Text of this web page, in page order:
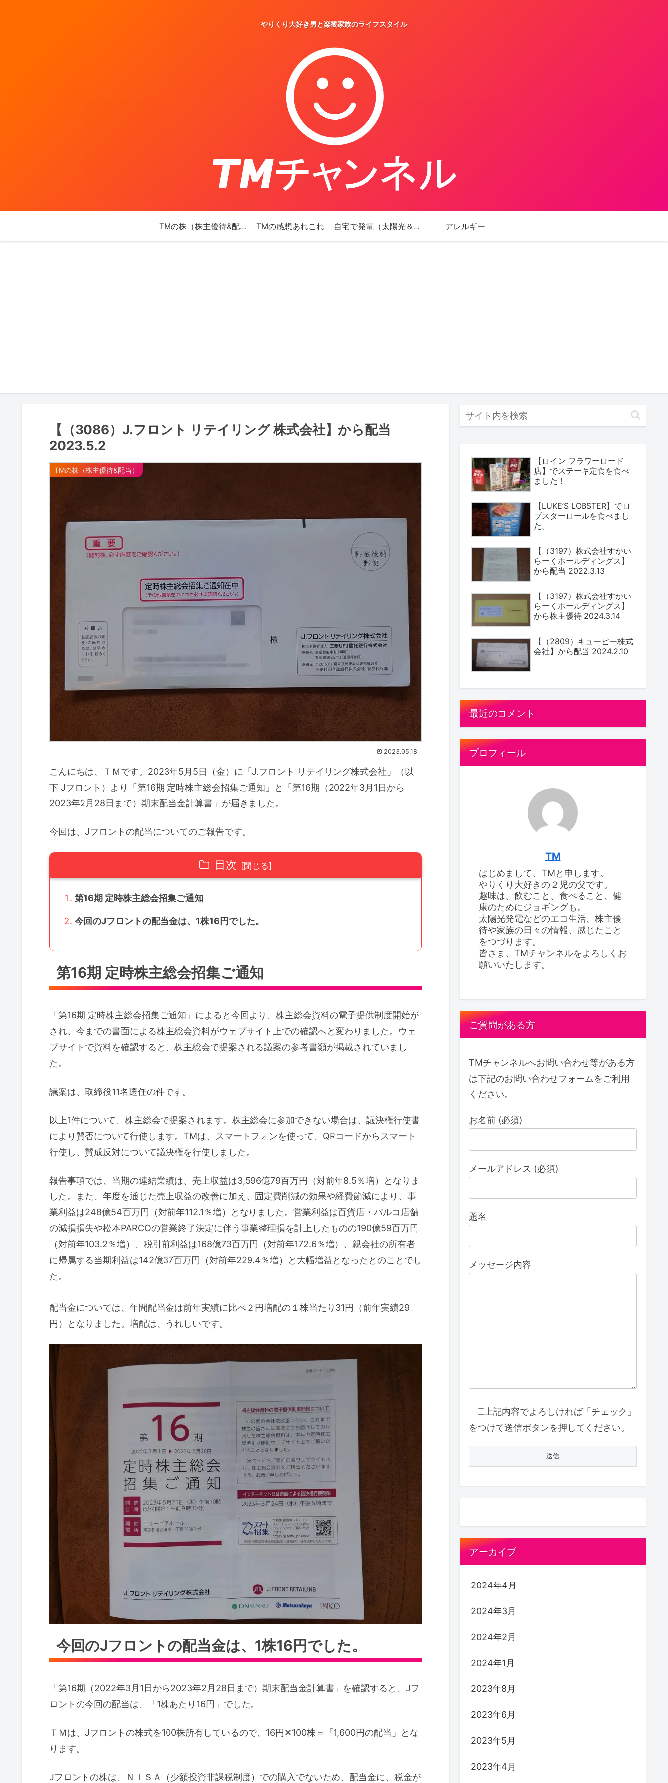
やりくり大好き男と楽観家族のライフスタイル
TMの株（株主優待&配当） TMの感想あれこれ 自宅で発電（太陽光＆エネファーム） アレルギー
【（3086）J.フロント リテイリング 株式会社】から配当
2023.5.2
TMの株（株主優待&配当）
2023.05.18
こんにちは、ＴＭです。2023年5月5日（金）に「J.フロント リテイリング株式会社」（以
下 Jフロント）より「第16期 定時株主総会招集ご通知」と「第16期（2022年3月1日から
2023年2月28日まで）期末配当金計算書」が届きました。
今回は、Jフロントの配当についてのご報告です。
目次
第16期 定時株主総会招集ご通知
今回のJフロントの配当金は、1株16円でした。
第16期 定時株主総会招集ご通知
「第16期 定時株主総会招集ご通知」によると今回より、株主総会資料の電子提供制度開始が
され、今までの書面による株主総会資料がウェブサイト上での確認へと変わりました。ウェ
ブサイトで資料を確認すると、株主総会で提案される議案の参考書類が掲載されていまし
た。
議案は、取締役11名選任の件です。
以上1件について、株主総会で提案されます。株主総会に参加できない場合は、議決権行使書
により賛否について行使します。TMは、スマートフォンを使って、QRコードからスマート
行使し、賛成反対について議決権を行使しました。
報告事項では、当期の連結業績は、売上収益は3,596億79百万円（対前年8.5％増）となりま
した。また、年度を通じた売上収益の改善に加え、固定費削減の効果や経費節減により、事
業利益は248億54百万円（対前年112.1％増）となりました。営業利益は百貨店・パルコ店舗
の減損損失や松本PARCOの営業終了決定に伴う事業整理損を計上したものの190億59百万円
（対前年103.2％増）、税引前利益は168億73百万円（対前年172.6％増）、親会社の所有者
に帰属する当期利益は142億37百万円（対前年229.4％増）と大幅増益となったとのことでし
た。
配当金については、年間配当金は前年実績に比べ２円増配の１株当たり31円（前年実績29
円）となりました。増配は、うれしいです。
今回のJフロントの配当金は、1株16円でした。
「第16期（2022年3月1日から2023年2月28日まで）期末配当金計算書」を確認すると、Jフ
ロントの今回の配当は、「1株あたり16円」でした。
ＴＭは、Jフロントの株式を100株所有しているので、16円✕100株＝「1,600円の配当」とな
ります。
Jフロントの株は、ＮＩＳＡ（少額投資非課税制度）での購入でないため、配当金に、税金が
【ロイン フラワーロード
店】でステーキ定食を食べ
ました！
【LUKE’S LOBSTER】でロ
ブスターロールを食べまし
た。
【（3197）株式会社すかい
らーくホールディングス】
から配当 2022.3.13
【（3197）株式会社すかい
らーくホールディングス】
から株主優待 2024.3.14
【（2809）キューピー株式
会社】から配当 2024.2.10
最近のコメント
プロフィール
TM
はじめまして、TMと申します。
やりくり大好きの２児の父です。
趣味は、飲むこと、食べること、健
康のためにジョギングも。
太陽光発電などのエコ生活、株主優
待や家族の日々の情報、感じたこと
をつづります。
皆さま、TMチャンネルをよろしくお
願いいたします。
ご質問がある方
TMチャンネルへお問い合わせ等がある方
は下記のお問い合わせフォームをご利用
ください。
お名前 (必須)
メールアドレス (必須)
題名
メッセージ内容
上記内容でよろしければ「チェック」
をつけて送信ボタンを押してください。
アーカイブ
2024年4月
2024年3月
2024年2月
2024年1月
2023年8月
2023年6月
2023年5月
2023年4月